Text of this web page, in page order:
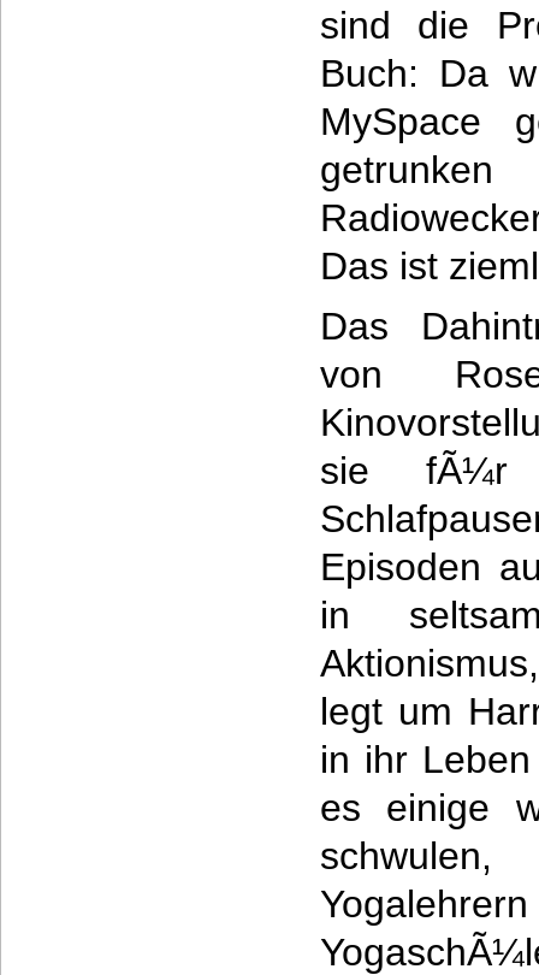
sind die
Buch: Da
MySpace
Das ist
Das
von
sie fÃ¼r
Episoden
in
legt um
in ihr
es einige